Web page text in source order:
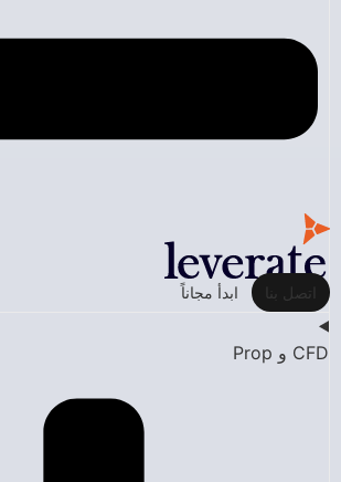
اتصل بنا ابدأ مجاناً
CFD و Prop